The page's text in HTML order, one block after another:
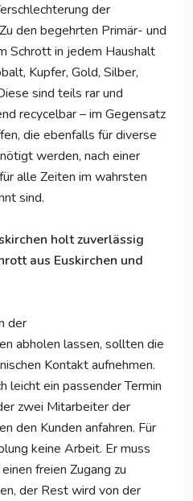
der
den begehrten Primär- und
Schrott in jedem Haushalt
Kupfer, Gold, Silber,
sind teils rar und
recycelbar – im Gegensatz
die ebenfalls für diverse
werden, nach einer
alle Zeiten im wahrsten
sind.
holt zuverlässig
aus Euskirchen und
der
abholen lassen, sollten die
Kontakt aufnehmen.
leicht ein passender Termin
zwei Mitarbeiter der
den Kunden anfahren. Für
keine Arbeit. Er muss
freien Zugang zu
der Rest wird von der